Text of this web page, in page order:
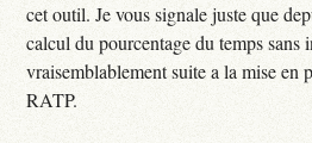
cet outil. Je vous signale juste que
calcul du pourcentage du temps sans
vraisemblablement suite a la mise en
RATP.